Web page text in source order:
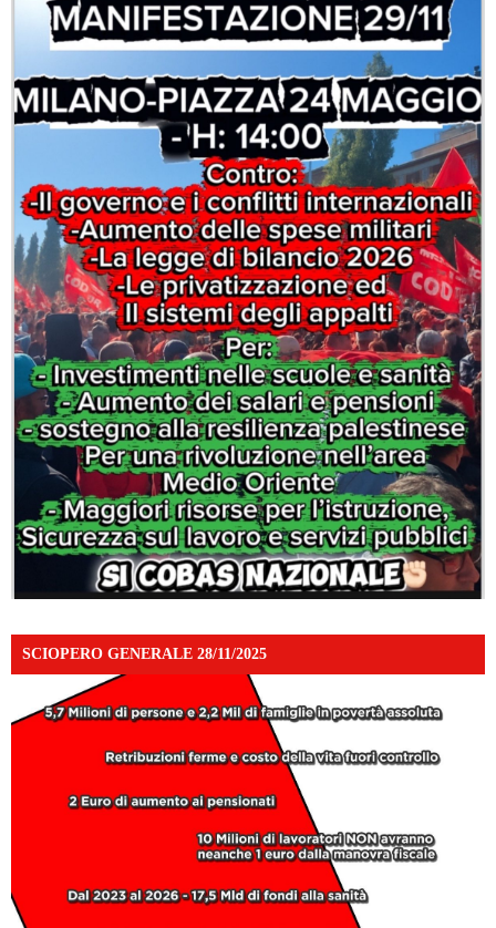
SCIOPERO GENERALE 28/11/2025